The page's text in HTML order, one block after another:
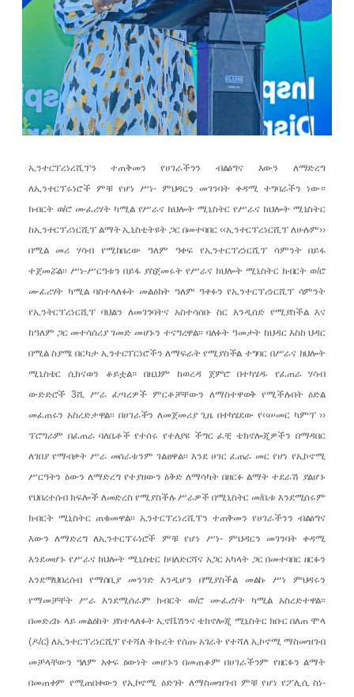
ኢንተርፕረነረሺፕን ተጠቅመን የሀገራችንን ብልፅግና እውን ለማድረግ
ለኢንተርፕሩነሮች ምቹ የሆነ ሥነ- ምህዳርን መገንባት ቀዳሚ ተግባራችን ነው።
ክብርት ወ/ሮ ሙፈሪሃት ካሚል የሥራና ክህሎት ሚኒስትር የሥራና ክህሎት ሚኒስትር
ከኢንተርፕሪነርሺፕ ልማት ኢኒስቲትዩት ጋር በመተባበር ‹‹ኢንተርፕረነርሺፕ ለሁሉም››
በሚል መሪ ሃሳብ የሚከበረው ዓለም ዓቀፍ የኢንተርፕረነርሺፕ ሳምንት በይፋ
ተጀመሯል፡፡ ሥነ-ሥርዓቱን በይፋ ያስጀመሩት የሥራና ክህሎት ሚኒስትር ክብርት ወ/ሮ
ሙፈሪሃት ካሚል ባስተላለፉት መልዕክት ዓለም ዓቀፉን የኢንተርፕሪነርሺፕ ሳምንት
የኢንትርፕረነርሺፕ ባህልን ለመገንባትና አስተሳሰቡ ስር እንዲሰድ የሚያስችል እና
ከዓለም ጋር መተሳሰሪያ ገመድ መሆኑን ተናግረዋል፡፡ ባለፉት ዓመታት ከህዳር እስከ ህዳር
በሚል ስያሜ በርካታ ኢንተርፕርነሮችን ለማፍራት የሚያስችል ተግባር በሥራና ክህሎት
ሚኒስቴር ሲከናወን ቆይቷል። በዚህም ከወረዳ ጀምሮ በተካሄዱ የፈጠራ ሃሳብ
ውድድሮች 3ሺ ሥራ ፈጣረዎች ምርቶቻቸውን ለማስተዋወቅ የሚችሉበት ዕድል
መፈጠሩን አስረድታዋል፡፡ በሀገራችን ለመጀመሪያ ጊዜ በተካሄደው የ‹‹ሠመር ካምፕ ››
ፕሮግራም በፈጠራ ባለቤቶች የተሰሩ የተለያዩ ችግር ፈቺ ቴክኖሎጂዎችን በማዳበር
ለገበያ የማብቃት ሥራ መሰራቱንም ገልፀዋል፡፡ እንደ ሀገር ፈጠራ መር የሆነ የኢኮኖሚ
ሥርዓትን ዕውን ለማድረግ የተያዘውን ዕቅድ ለማሳካት በዘርፉ ልማት ተደራሽ ያልሆኑ
የህበረተሰብ ክፍሎች ለመድረስ የሚያስችሉ ሥራዎች በሚኒስትር መ/ቤቱ እንደሚሰሩም
ክብርት ሚኒስትር ጠቁመዋል፡፡ ኢንተርፕረነረሺፕን ተጠቅመን የሀገራችንን ብልፅግና
እውን ለማድረግ ለኢንተርፕሩነሮች ምቹ የሆነ ሥነ- ምህዳርን መገንባት ቀዳሚ
እንደመሆኑ የሥራና ክህሎት ሚኒስቴር ከባለድርሻና አጋር አካላት ጋር በመተባበር ዘርፉን
እንደማህበረሰብ የማሰቢያ መንገድ እንዲሆን በሚያስችል መልኩ ሥነ ምህዳሩን
የማመቻቸት ሥራ እንደሚሰራም ክብርት ወ/ሮ ሙፈሪሃት ካሚል አስረድተዋል፡፡
በመድረኩ ላይ መልዕክት ያስተላለፉት ኢኖቬሽንና ቴክኖሎጂ ሚኒስትር ክቡር በለጠ ሞላ
(ዶ/ር) ለኢንተርፕሪነርሺፕ የተሻለ ትኩረት የሰጡ አገራት የተሻለ ኢኮኖሚ ማስመዝገብ
መቻላቸውን ዓለም አቀፍ ዕውነት መሆኑን በመጠቆም በሀገራችንም የዘርፉን ልማት
በመጠቀም የሚጠበቀውን የኢኮኖሚ ዕድገት ለማስመዝገብ ምቹ የሆነ የፖሊሲ ስነ-